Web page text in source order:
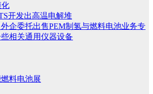
化
开发出高温电解堆
企委托出售PEM制氢与燃料电池业务专
相关通用仪器设备
料电池展